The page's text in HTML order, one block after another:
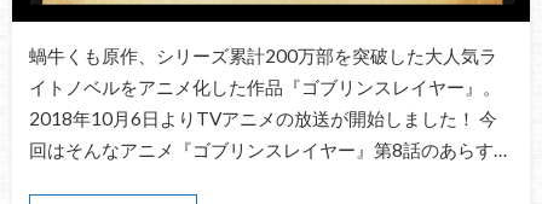
蝸牛くも原作、シリーズ累計200万部を突破した大人気ラ
イトノベルをアニメ化した作品『ゴブリンスレイヤー』。
2018年10月6日よりTVアニメの放送が開始しました！ 今
回はそんなアニメ『ゴブリンスレイヤー』第8話のあらす…